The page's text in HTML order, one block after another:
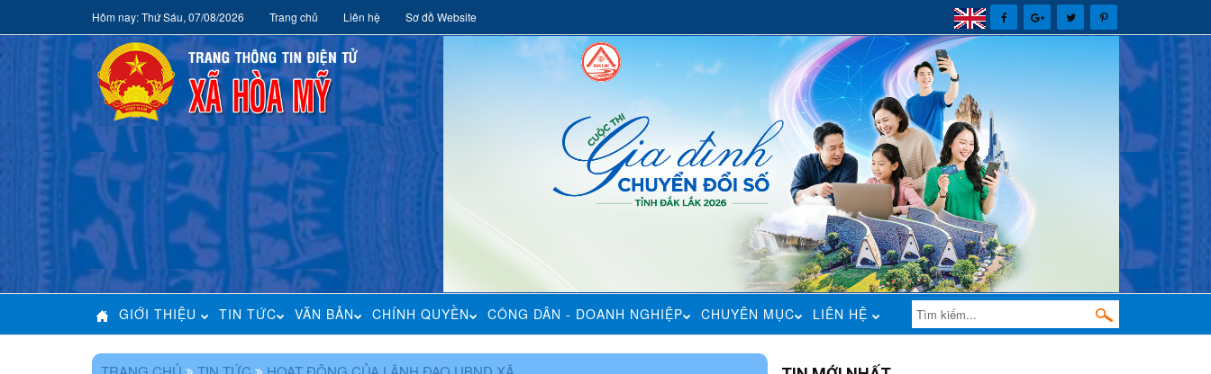
Hôm nay: Thứ Sáu, 07/08/2026 Trang chủ Liên hệ Sơ đồ Website
GIỚI THIỆU TIN TỨC VĂN BẢN CHÍNH QUYỀN CÔNG DÂN - DOANH NGHIỆP CHUYÊN MỤC LIÊN HỆ